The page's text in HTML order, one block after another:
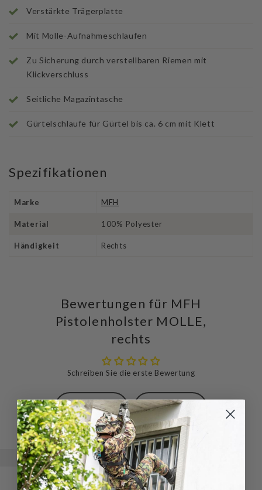
Verstärkte Trägerplatte
Mit Molle-Aufnahmeschlaufen
Zu Sicherung durch verstellbaren Riemen mit
Klickverschluss
Seitliche Magazintasche
Gürtelschlaufe für Gürtel bis ca. 6 cm mit Klett
Spezifikationen
Marke MFH
Material 100% Polyester
Händigkeit Rechts
Bewertungen für MFH
Pistolenholster MOLLE,
rechts
Schreiben Sie die erste Bewertung
Schreibe
eine
Bewertung
Eine
Frage
stellen